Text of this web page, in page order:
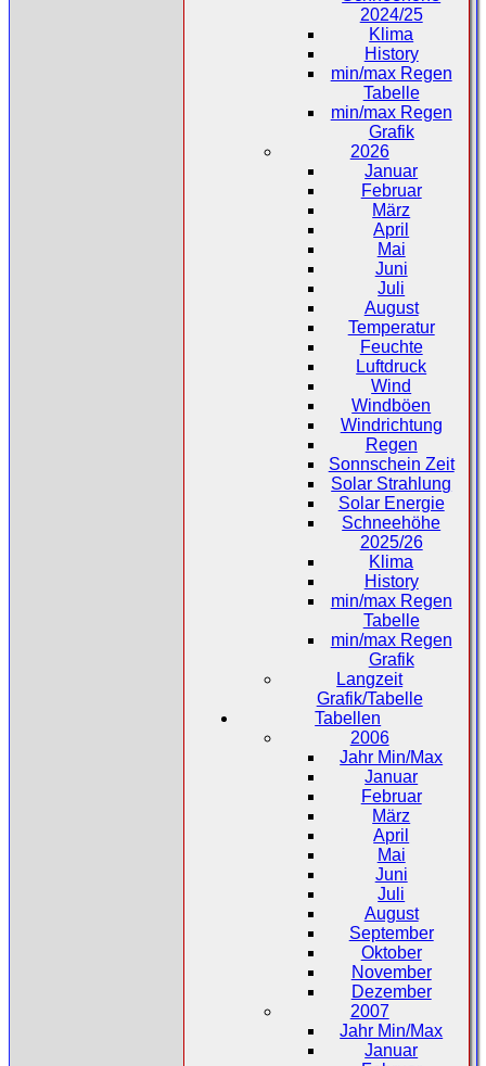
2024/25
Klima
History
min/max Regen
Tabelle
min/max Regen
Grafik
2026
Januar
Februar
März
April
Mai
Juni
Juli
August
Temperatur
Feuchte
Luftdruck
Wind
Windböen
Windrichtung
Regen
Sonnschein Zeit
Solar Strahlung
Solar Energie
Schneehöhe
2025/26
Klima
History
min/max Regen
Tabelle
min/max Regen
Grafik
Langzeit
Grafik/Tabelle
Tabellen
2006
Jahr Min/Max
Januar
Februar
März
April
Mai
Juni
Juli
August
September
Oktober
November
Dezember
2007
Jahr Min/Max
Januar